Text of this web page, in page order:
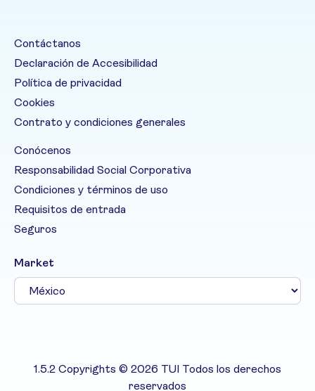
Contáctanos
Declaración de Accesibilidad
Política de privacidad
Cookies
Contrato y condiciones generales
Conócenos
Responsabilidad Social Corporativa
Condiciones y términos de uso
Requisitos de entrada
Seguros
Market
1.5.2 Copyrights © 2026 TUI Todos los derechos
reservados